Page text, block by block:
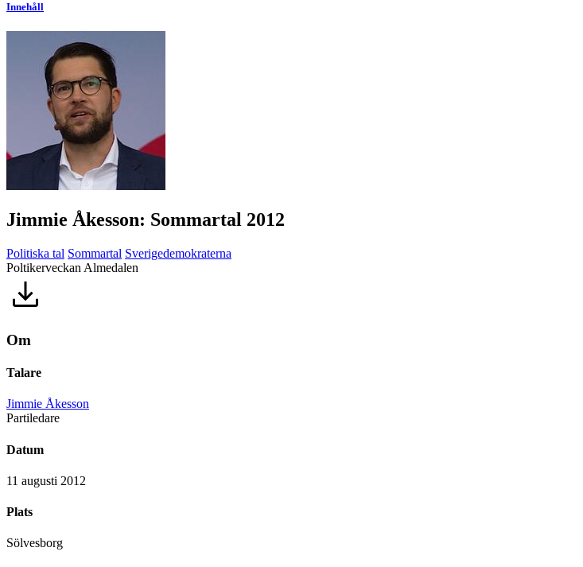
Innehåll
Jimmie Åkesson: Sommartal 2012
Politiska tal Sommartal Sverigedemokraterna
Poltikerveckan Almedalen
Om
Talare
Jimmie Åkesson
Partiledare
Datum
11 augusti 2012
Plats
Sölvesborg